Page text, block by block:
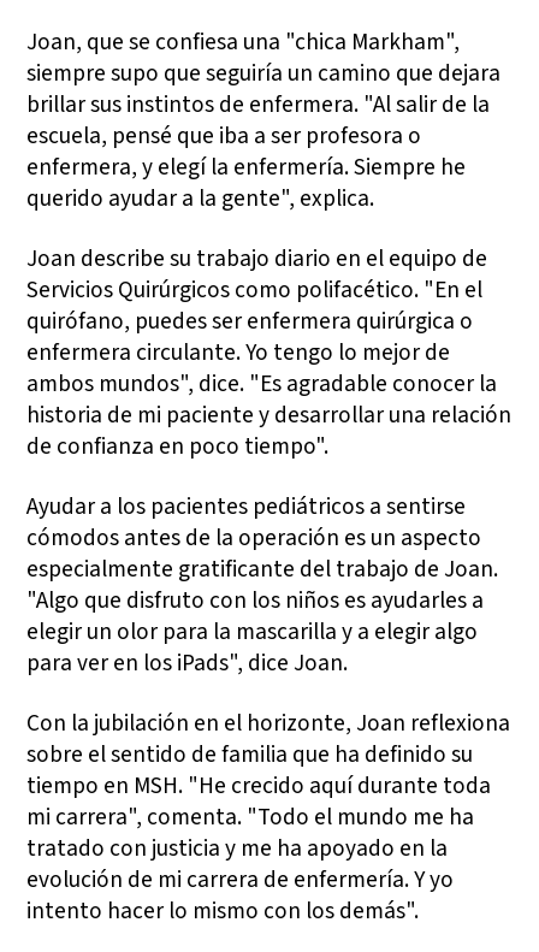
Joan, que se confiesa una "chica Markham",
siempre supo que seguiría un camino que dejara
brillar sus instintos de enfermera. "Al salir de la
escuela, pensé que iba a ser profesora o
enfermera, y elegí la enfermería. Siempre he
querido ayudar a la gente", explica.
Joan describe su trabajo diario en el equipo de
Servicios Quirúrgicos como polifacético. "En el
quirófano, puedes ser enfermera quirúrgica o
enfermera circulante. Yo tengo lo mejor de
ambos mundos", dice. "Es agradable conocer la
historia de mi paciente y desarrollar una relación
de confianza en poco tiempo".
Ayudar a los pacientes pediátricos a sentirse
cómodos antes de la operación es un aspecto
especialmente gratificante del trabajo de Joan.
"Algo que disfruto con los niños es ayudarles a
elegir un olor para la mascarilla y a elegir algo
para ver en los iPads", dice Joan.
Con la jubilación en el horizonte, Joan reflexiona
sobre el sentido de familia que ha definido su
tiempo en MSH. "He crecido aquí durante toda
mi carrera", comenta. "Todo el mundo me ha
tratado con justicia y me ha apoyado en la
evolución de mi carrera de enfermería. Y yo
intento hacer lo mismo con los demás".